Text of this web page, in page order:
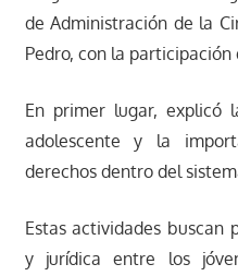
de Administración de la
Pedro, con la
En primer lugar, explicó
adolescente y la
derechos dentro del
Estas actividades buscan
y jurídica entre los